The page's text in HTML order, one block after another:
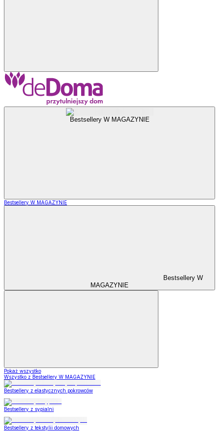
Bestsellery W MAGAZYNIE
Bestsellery W MAGAZYNIE
Bestsellery W
MAGAZYNIE
Pokaż wszystko
Wszystko z Bestsellery W MAGAZYNIE
Bestsellery z elastycznych pokrowców
Bestsellery z sypialni
Bestsellery z tekstylii domowych